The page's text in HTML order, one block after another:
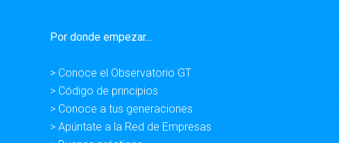
Por donde empezar...
> Conoce el Observatorio GT
> Código de principios
> Conoce a tus generaciones
> Apúntate a la Red de Empresas